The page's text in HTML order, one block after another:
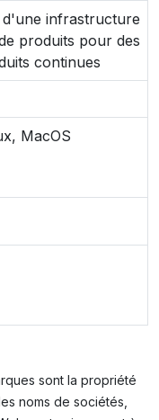
d'une infrastructure
produits pour des
continues
MacOS
sont la propriété
noms de sociétés,